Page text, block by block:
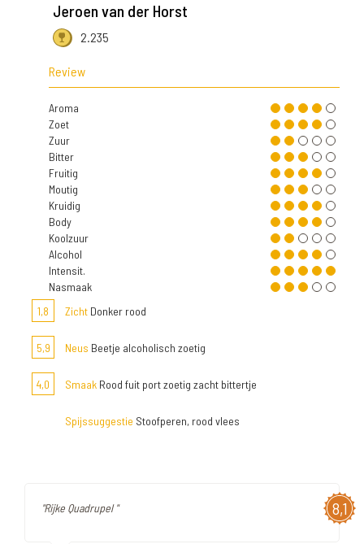
Jeroen van der Horst
2.235
Review
Aroma
Zoet
Zuur
Bitter
Fruitig
Moutig
Kruidig
Body
Koolzuur
Alcohol
Intensit.
Nasmaak
1,8
Zicht Donker rood
5,9 Neus Beetje alcoholisch zoetig
4,0 Smaak Rood fuit port zoetig zacht bittertje
Spijssuggestie Stoofperen, rood vlees
8,1
"Rijke Quadrupel "